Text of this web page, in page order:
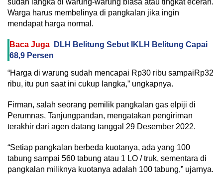
sudah langka di warung-warung biasa atau tingkat eceran.
Warga harus membelinya di pangkalan jika ingin
mendapat harga normal.
Baca Juga
DLH Belitung Sebut IKLH Belitung Capai
68,9 Persen
“Harga di warung sudah mencapai Rp30 ribu sampaiRp32
ribu, itu pun saat ini cukup langka,” ungkapnya.
Firman, salah seorang pemilik pangkalan gas elpiji di
Perumnas, Tanjungpandan, mengatakan pengiriman
terakhir dari agen datang tanggal 29 Desember 2022.
“Setiap pangkalan berbeda kuotanya, ada yang 100
tabung sampai 560 tabung atau 1 LO / truk, sementara di
pangkalan miliknya kuotanya adalah 100 tabung,” ujarnya.